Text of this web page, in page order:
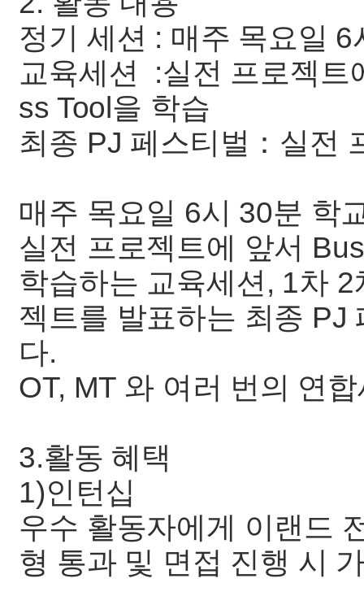
정기 세션 : 매주 목요일
교육세션 :실전 프로젝트
ss Tool을 학습
최종 PJ 페스티벌：실전
매주 목요일 6시 30분
실전 프로젝트에 앞서
학습하는 교육세션, 1차
젝트를 발표하는 최종 PJ
다.
OT, MT 와 여러 번의 연
3.활동 혜택
1)인턴십
우수 활동자에게 이랜드
형 통과 및 면접 진행